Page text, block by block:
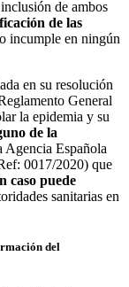
de ambos
de las
incumple en ningún
en su resolución
General
la epidemia y su
de la
Agencia Española
0017/2020) que
caso puede
sanitarias en
del